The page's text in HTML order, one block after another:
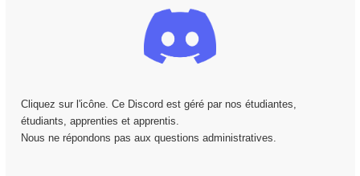
Cliquez sur l'icône. Ce Discord est géré par nos étudiantes,
étudiants, apprenties et apprentis.
Nous ne répondons pas aux questions administratives.